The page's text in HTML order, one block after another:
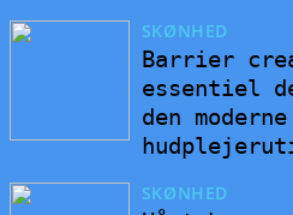
SKØNHED
Barrier
essentiel
den moderne
SKØNHED